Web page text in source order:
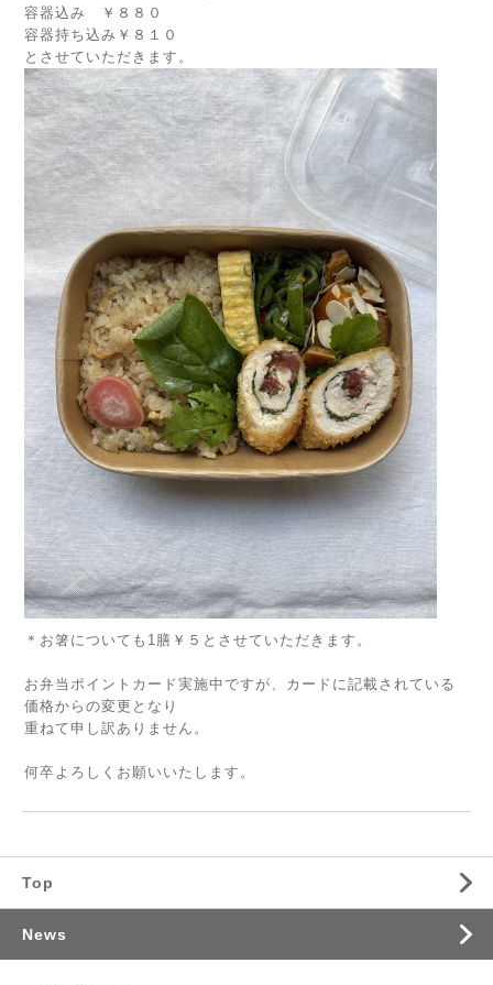
容器込み ￥８８０
容器持ち込み￥８１０
とさせていただきます。
＊お箸についても1膳￥５とさせていただきます。
お弁当ポイントカード実施中ですが、カードに記載されている
価格からの変更となり
重ねて申し訳ありません。
何卒よろしくお願いいたします。
Top
News